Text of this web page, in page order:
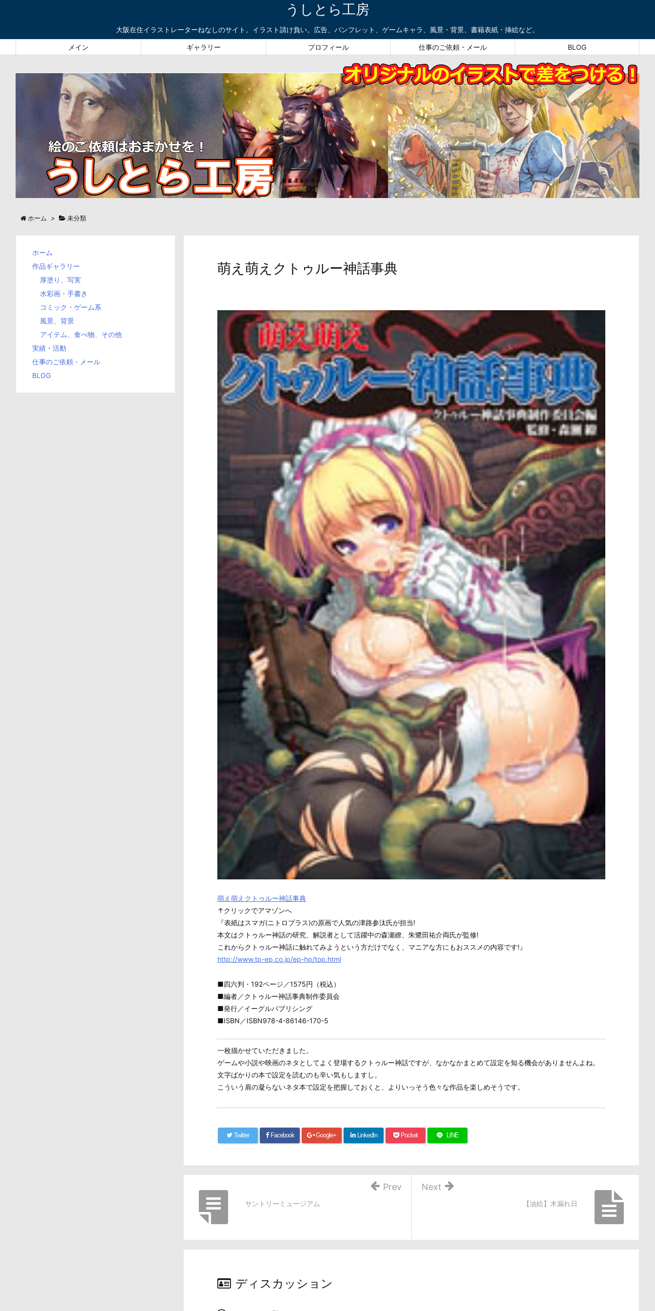
うしとら工房
大阪在住イラストレーターねなしのサイト。イラスト請け負い。広告、パンフレット、ゲームキャラ、風景・背景、書籍表紙・挿絵など。
メイン ギャラリー プロフィール 仕事のご依頼・メール BLOG
ホーム > 未分類
萌え萌えクトゥルー神話事典
萌え萌えクトゥルー神話事典
↑クリックでアマゾンへ
『表紙はスマガ(ニトロプラス)の原画で人気の津路参汰氏が担当!
本文はクトゥルー神話の研究、解説者として活躍中の森瀬繚、朱鷺田祐介両氏が監修!
これからクトゥルー神話に触れてみようという方だけでなく、マニアな方にもおススメの内容です!』
http://www.tp-ep.co.jp/ep-hp/top.html
■四六判・192ページ／1575円（税込）
■編者／クトゥルー神話事典制作委員会
■発行／イーグルパブリシング
■ISBN／ISBN978-4-86146-170-5
一枚描かせていただきました。
ゲームや小説や映画のネタとしてよく登場するクトゥルー神話ですが、なかなかまとめて設定を知る機会がありませんよね。
文字ばかりの本で設定を読むのも辛い気もしますし。
こういう肩の凝らないネタ本で設定を把握しておくと、よりいっそう色々な作品を楽しめそうです。
Twitter Facebook Google+ LinkedIn Pocket LINE
【油絵】木漏れ日
Next
サントリーミュージアム
Prev
ディスカッション
ホーム
作品ギャラリー
厚塗り、写実
水彩画・手書き
コミック・ゲーム系
風景、背景
アイテム、食べ物、その他
実績・活動
仕事のご依頼・メール
BLOG